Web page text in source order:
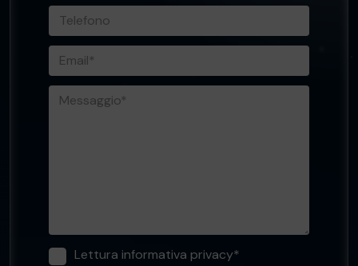
Lettura informativa privacy*